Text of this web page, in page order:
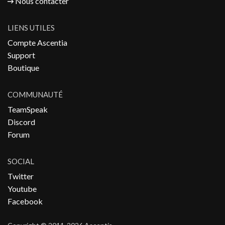
LIENS UTILES
Compte Ascentia
Support
Boutique
COMMUNAUTÉ
TeamSpeak
Discord
Forum
SOCIAL
Twitter
Youtube
Facebook